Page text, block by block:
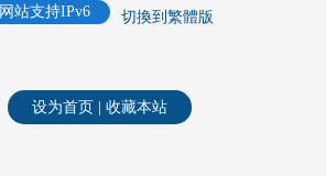
切換到繁體版
网站支持IPv6
设为首页 收藏本站